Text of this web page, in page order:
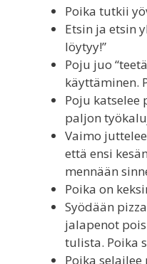
Poika tutkii
Etsin ja etsin
löytyy!”
Poju juo
käyttäminen.
Poju katselee
paljon
Vaimo
että ensi
mennään
Poika on
Syödään
jalapenot
tulista. Poika
Poika